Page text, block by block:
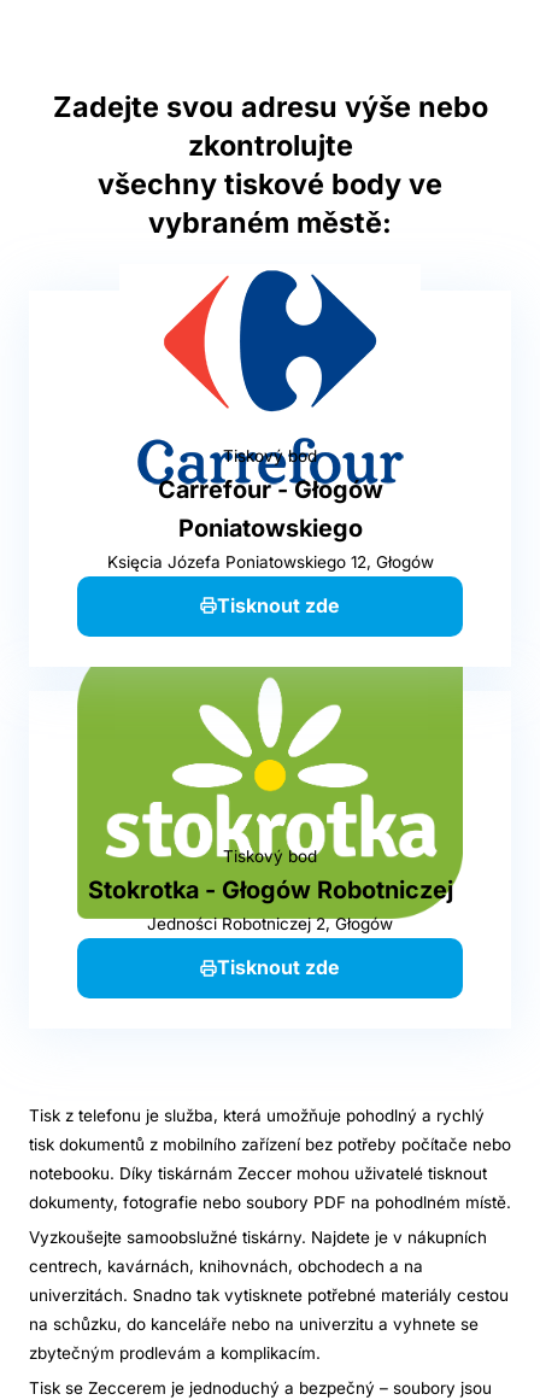
Zadejte svou adresu výše nebo
zkontrolujte
všechny tiskové body ve
vybraném městě:
Tiskový bod
Carrefour - Głogów
Poniatowskiego
Księcia Józefa Poniatowskiego 12, Głogów
Tisknout zde
Tiskový bod
Stokrotka - Głogów Robotniczej
Jedności Robotniczej 2, Głogów
Tisknout zde
Tisk z telefonu je služba, která umožňuje pohodlný a rychlý
tisk dokumentů z mobilního zařízení bez potřeby počítače nebo
notebooku. Díky tiskárnám Zeccer mohou uživatelé tisknout
dokumenty, fotografie nebo soubory PDF na pohodlném místě.
Vyzkoušejte samoobslužné tiskárny. Najdete je v nákupních
centrech, kavárnách, knihovnách, obchodech a na
univerzitách. Snadno tak vytisknete potřebné materiály cestou
na schůzku, do kanceláře nebo na univerzitu a vyhnete se
zbytečným prodlevám a komplikacím.
Tisk se Zeccerem je jednoduchý a bezpečný – soubory jsou